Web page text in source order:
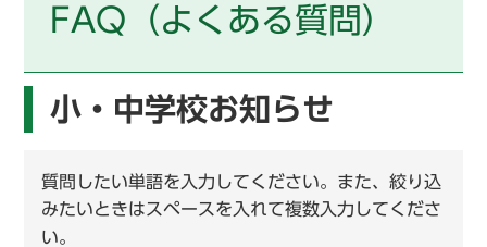
FAQ（よくある質問）
小・中学校お知らせ
質問したい単語を入力してください。また、絞り込
みたいときはスペースを入れて複数入力してくださ
い。